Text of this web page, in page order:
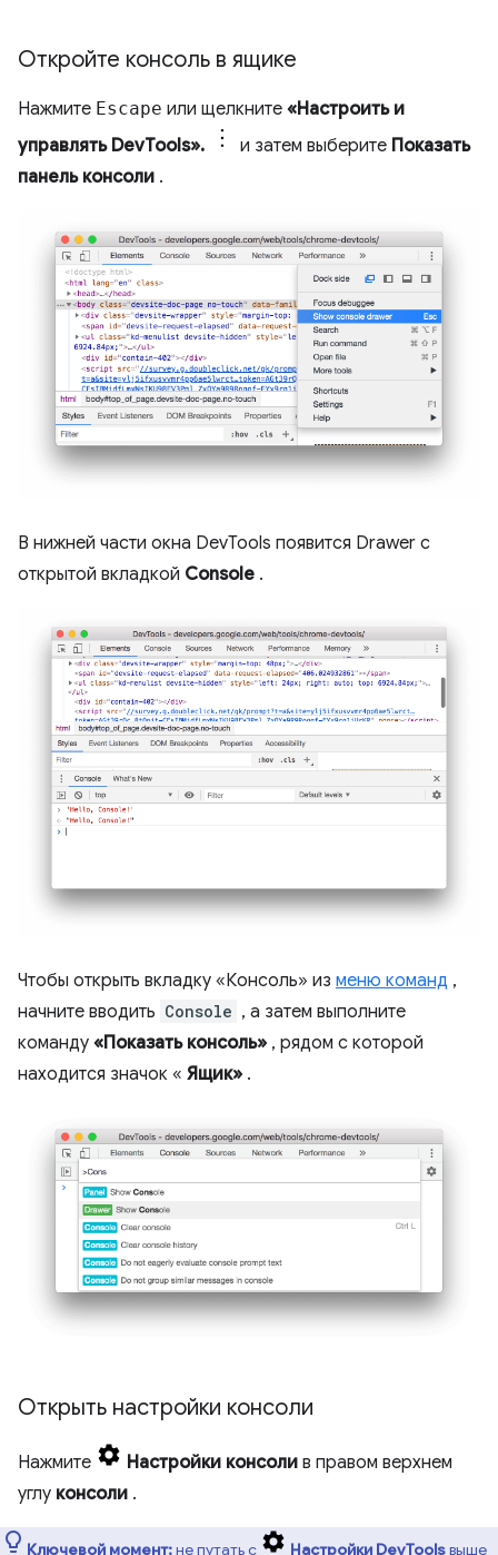
Откройте консоль в ящике
Нажмите Escape или щелкните «Настроить и
управлять DevTools».
и затем выберите Показать
панель консоли .
В нижней части окна DevTools появится Drawer с
открытой вкладкой Console .
Чтобы открыть вкладку «Консоль» из меню команд ,
начните вводить Console , а затем выполните
команду «Показать консоль» , рядом с которой
находится значок « Ящик» .
Открыть настройки консоли
Нажмите Настройки консоли в правом верхнем
углу консоли .
Ключевой момент:не путать с Настройки DevToolsвыше